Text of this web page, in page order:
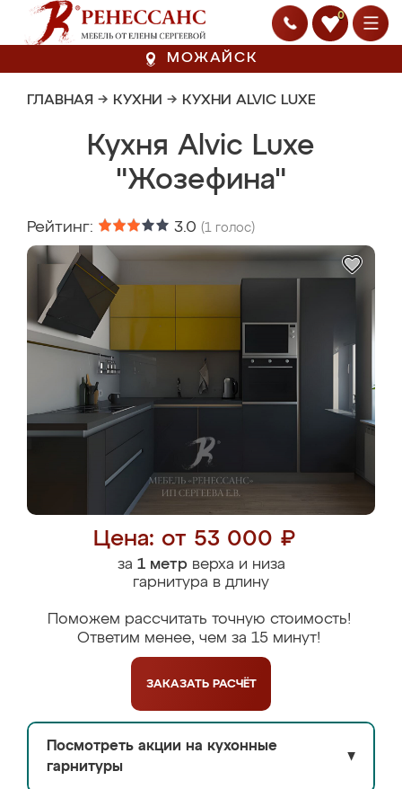
0
МОЖАЙСК
ГЛАВНАЯ → КУХНИ → КУХНИ ALVIC LUXE
Кухня Alvic Luxe
"Жозефина"
Рейтинг: 3.0 (1 голос)
Цена: от 53 000 ₽
за 1 метрверха и низа
гарнитура в длину
Поможем рассчитать точную стоимость!
Ответим менее, чем за 15 минут!
ЗАКАЗАТЬ РАСЧЁТ
Посмотреть акции на кухонные
гарнитуры
▼